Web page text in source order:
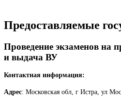
Предоставляемые
Проведение экзаменов на
и выдача ВУ
Контактная информация:
Адрес: Московская обл, г Истра, ул